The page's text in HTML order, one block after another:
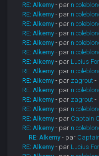
RE: Alkemy - par
RE: Alkemy - par
RE: Alkemy - par
RE: Alkemy - par
RE: Alkemy - par
RE: Alkemy - par
RE: Alkemy - par Lucius
RE: Alkemy - par
RE: Alkemy - par zagrout -
RE: Alkemy - par
RE: Alkemy - par zagrout -
RE: Alkemy - par
RE: Alkemy - par Captain
RE: Alkemy - par
RE: Alkemy - par
RE: Alkemy - par Lucius